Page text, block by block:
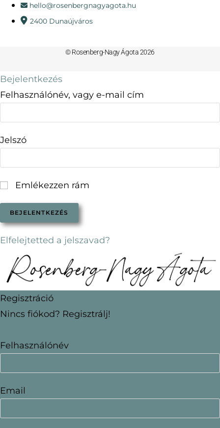
hello@rosenbergnagyagota.hu
2400 Dunaújváros
© Rosenberg-Nagy Ágota 2026
Bejelentkezés
Felhasználónév, vagy e-mail cím
Jelszó
Emlékezzen rám
Elfelejtetted a jelszavad?
Regisztráció
Nincs fiókod? Regisztrálj!
Felhasználónév
Email